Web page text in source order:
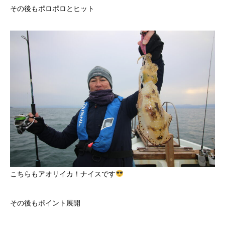
その後もポロポロとヒット
こちらもアオリイカ！ナイスです
その後もポイント展開